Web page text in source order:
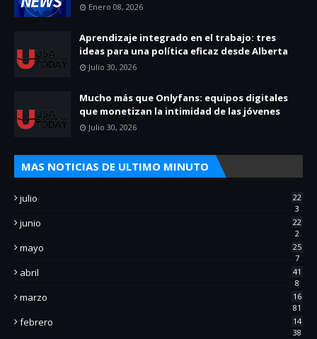
Enero 08, 2026
Aprendizaje integrado en el trabajo: tres
ideas para una política eficaz desde Alberta
Julio 30, 2026
Mucho más que Onlyfans: equipos digitales
que monetizan la intimidad de las jóvenes
Julio 30, 2026
MAS NOTICIAS DE ULTIMO MINUTO
julio
22
3
junio
22
2
mayo
25
7
abril
41
8
marzo
16
81
febrero
14
38